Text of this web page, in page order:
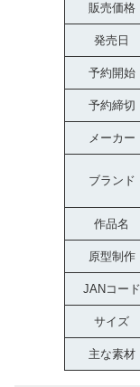
販売価格
発売日
予約開始
予約締切
メーカー
ブランド
作品名
原型制作
JANコー
サイズ
主な素材